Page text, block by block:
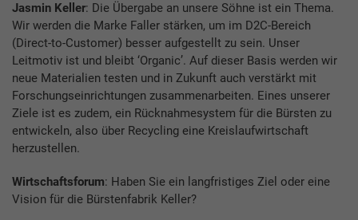
Jasmin Keller: Die Übergabe an unsere Söhne ist ein Thema.
Wir werden die Marke Faller stärken, um im D2C-Bereich
(Direct-to-Customer) besser aufgestellt zu sein. Unser
Leitmotiv ist und bleibt ‘Organic’. Auf dieser Basis werden wir
neue Materialien testen und in Zukunft auch verstärkt mit
Forschungseinrichtungen zusammenarbeiten. Eines unserer
Ziele ist es zudem, ein Rücknahmesystem für die Bürsten zu
entwickeln, also über Recycling eine Kreislaufwirtschaft
herzustellen.
Wirtschaftsforum: Haben Sie ein langfristiges Ziel oder eine
Vision für die Bürstenfabrik Keller?